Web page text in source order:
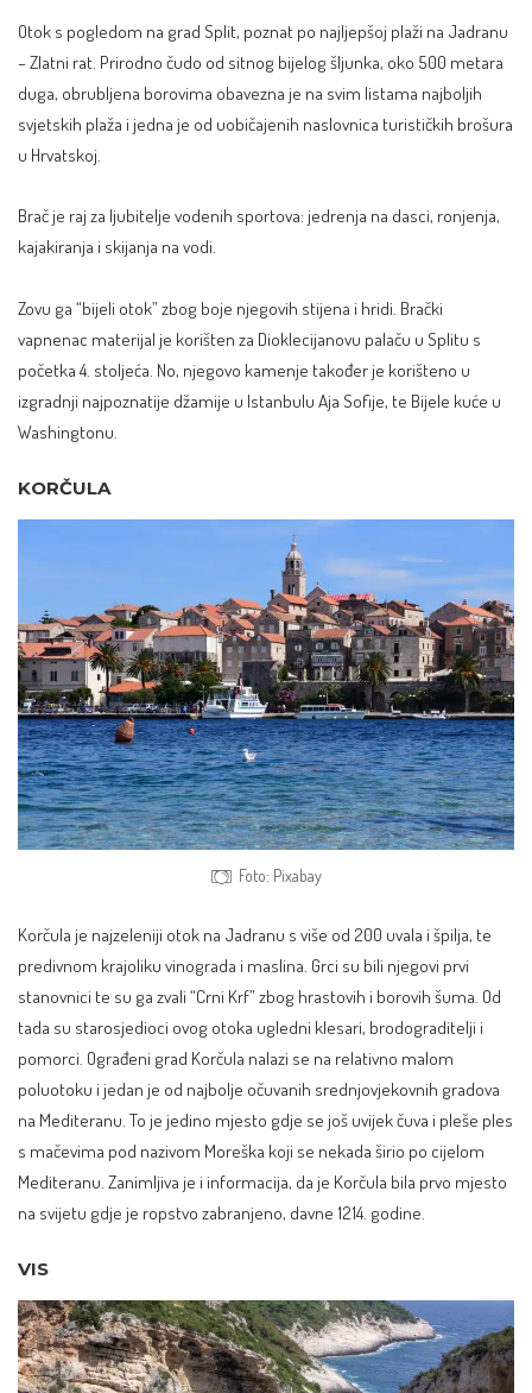
Otok s pogledom na grad Split, poznat po najljepšoj plaži na Jadranu
–Zlatni rat . Prirodno čudo od sitnog bijelog šljunka, oko 500 metara
duga, obrubljena borovima obavezna je na svim listama najboljih
svjetskih plaža i jedna je od uobičajenih naslovnica turističkih brošura
u Hrvatskoj.
Brač je raj za ljubitelje vodenih sportova: jedrenja na dasci, ronjenja,
kajakiranja i skijanja na vodi.
Zovu ga “bijeli otok” zbog boje njegovih stijena i hridi. Brački
vapnenac materijal je korišten za Dioklecijanovu palaču u Splitu s
početka 4. stoljeća. No, njegovo kamenje također je korišteno u
izgradnji najpoznatije džamije u Istanbulu Aja Sofije, te Bijele kuće u
Washingtonu.
KORČULA
Foto: Pixabay
Korčula je najzeleniji otok na Jadranu s više od 200 uvala i špilja, te
predivnom krajoliku vinograda i maslina. Grci su bili njegovi prvi
stanovnici te su ga zvali “Crni Krf” zbog hrastovih i borovih šuma. Od
tada su starosjedioci ovog otoka ugledni klesari, brodograditelji i
pomorci. Ograđeni grad Korčula nalazi se na relativno malom
poluotoku i jedan je od najbolje očuvanih srednjovjekovnih gradova
na Mediteranu. To je jedino mjesto gdje se još uvijek čuva i pleše ples
s mačevima pod nazivom Moreška koji se nekada širio po cijelom
Mediteranu. Zanimljiva je i informacija, da je Korčula bila prvo mjesto
na svijetu gdje je ropstvo zabranjeno, davne 1214. godine.
VIS